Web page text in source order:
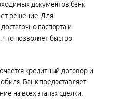
документов банк
решение. Для
паспорта и
что позволяет быстро
кредитный договор и
Банк предоставляет
на всех этапах сделки.